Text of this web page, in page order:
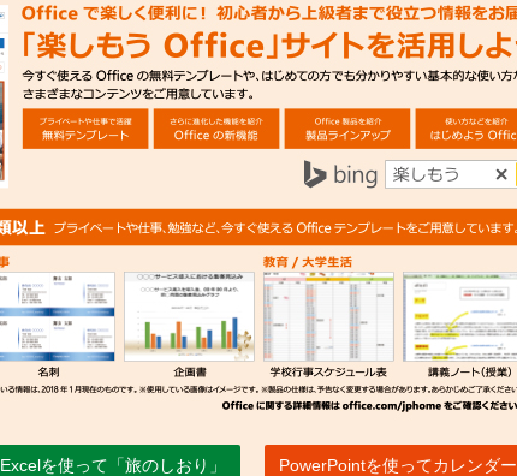
Excelを使って「旅のしおり」
PowerPointを使ってカレンダー